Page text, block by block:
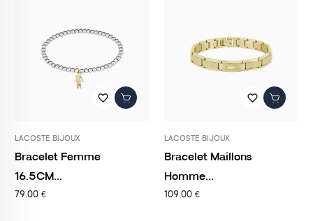
favorite_border
LACOSTE BIJOUX
Bracelet Femme
16.5CM...
79,00 €
favorite_border
LACOSTE BIJOUX
Bracelet Maillons
Homme...
109,00 €